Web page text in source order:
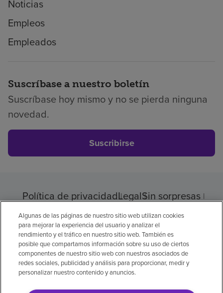
Noticias
Empleos
Empleados
Suscríbase a nuestro boletín
Suscríbase hoy mismo y no se pierda ninguna
novedad.
Suscribirse
Política de privacidadLegalSin sorpresas
Accesibilidad
Si no habla inglés
Aviso de no discriminación
Cumplimiento de los proveedores
Transparencia de precios
Algunas de las páginas de nuestro sitio web utilizan cookies
para mejorar la experiencia del usuario y analizar el
rendimiento y el tráfico en nuestro sitio web. También es
posible que compartamos información sobre su uso de ciertos
componentes de nuestro sitio web con nuestros asociados de
redes sociales, publicidad y análisis para proporcionar, medir y
personalizar nuestro contenido y anuncios.